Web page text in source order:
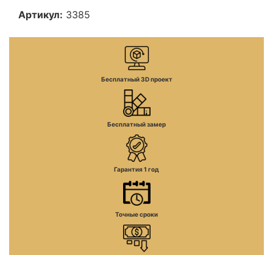
Артикул: 3385
Бесплатный 3D проект
Бесплатный замер
Гарантия 1 год
Точные сроки